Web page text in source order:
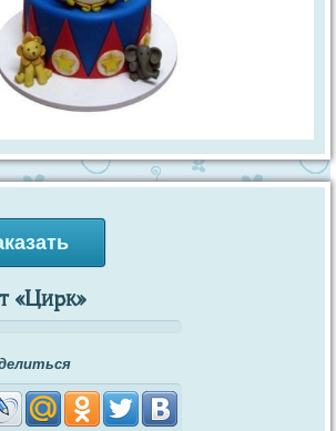
«Цирк»